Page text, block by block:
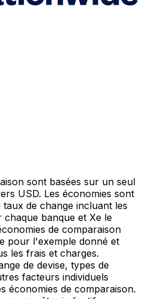
sont basées sur un seul
USD. Les économies sont
de change incluant les
banque et Xe le
de comparaison
pour l'exemple donné et
les frais et charges.
de devise, types de
facteurs individuels
économies de comparaison.